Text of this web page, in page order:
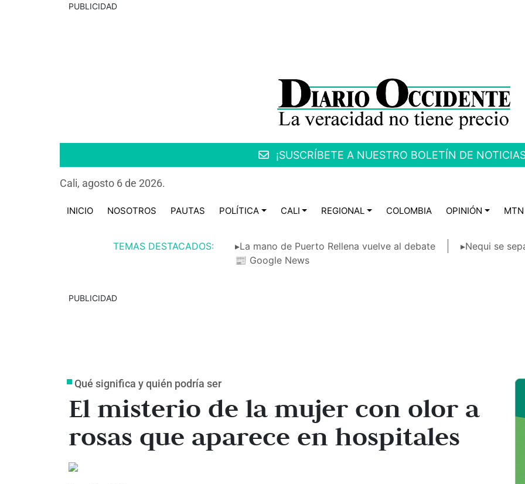
PUBLICIDAD
¡SUSCRÍBETE A NUESTRO BOLETÍN DE
Cali, agosto 6 de 2026.
INICIO NOSOTROS PAUTAS POLÍTICA CALI REGIONAL COLOMBIA OPINIÓN MTN
TEMAS DESTACADOS: ▸La mano de Puerto Rellena vuelve al debate
▸Nequi se
📰 Google News
PUBLICIDAD
Qué significa y quién podría ser
El misterio de la mujer con olor a
rosas que aparece en hospitales